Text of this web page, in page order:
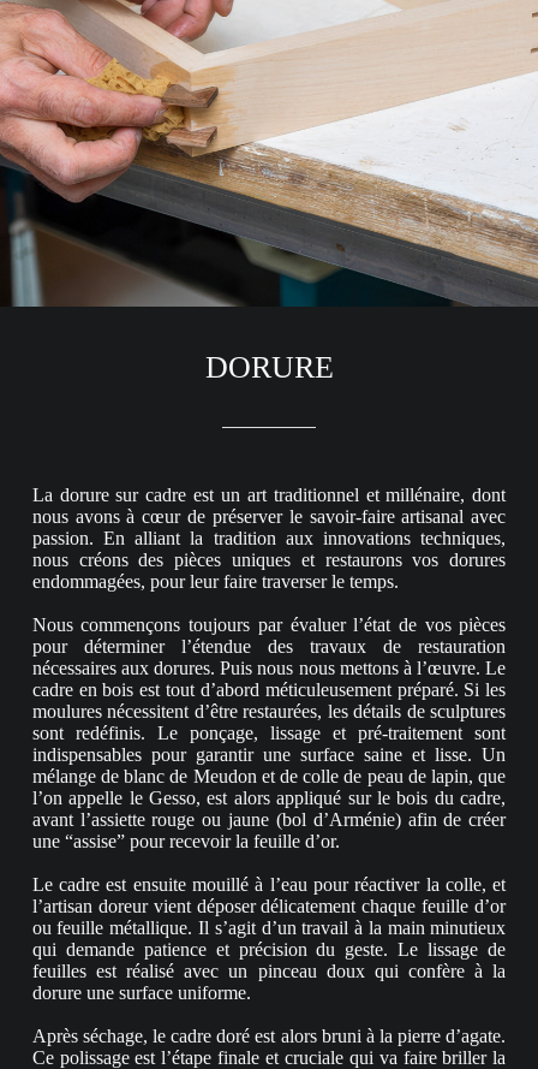
DORURE
La dorure sur cadre est un art traditionnel et millénaire, dont
nous avons à cœur de préserver le savoir-faire artisanal avec
passion. En alliant la tradition aux innovations techniques,
nous créons des pièces uniques et restaurons vos dorures
endommagées, pour leur faire traverser le temps.
Nous commençons toujours par évaluer l’état de vos pièces
pour déterminer l’étendue des travaux de restauration
nécessaires aux dorures. Puis nous nous mettons à l’œuvre. Le
cadre en bois est tout d’abord méticuleusement préparé. Si les
moulures nécessitent d’être restaurées, les détails de sculptures
sont redéfinis. Le ponçage, lissage et pré-traitement sont
indispensables pour garantir une surface saine et lisse. Un
mélange de blanc de Meudon et de colle de peau de lapin, que
l’on appelle le Gesso, est alors appliqué sur le bois du cadre,
avant l’assiette rouge ou jaune (bol d’Arménie) afin de créer
une “assise” pour recevoir la feuille d’or.
Le cadre est ensuite mouillé à l’eau pour réactiver la colle, et
l’artisan doreur vient déposer délicatement chaque feuille d’or
ou feuille métallique. Il s’agit d’un travail à la main minutieux
qui demande patience et précision du geste. Le lissage de
feuilles est réalisé avec un pinceau doux qui confère à la
dorure une surface uniforme.
Après séchage, le cadre doré est alors bruni à la pierre d’agate.
Ce polissage est l’étape finale et cruciale qui va faire briller la